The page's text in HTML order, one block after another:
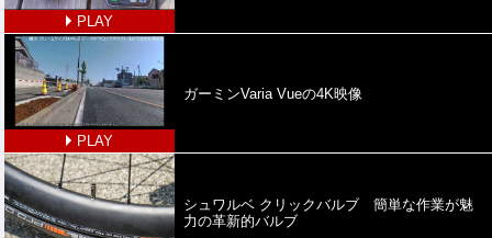
PLAY
PLAY
ガーミンVaria Vueの4K映像
シュワルベ クリックバルブ 簡単な作業が魅
力の革新的バルブ